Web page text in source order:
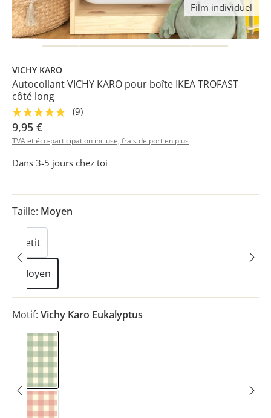
Film individuel
VICHY KARO
Autocollant VICHY KARO pour boîte IKEA TROFAST
côté long
(9)
9,95 €
TVA et éco-participation incluse, frais de port en plus
Dans 3-5 jours chez toi
Taille: Moyen
Petit
Moyen
Motif: Vichy Karo Eukalyptus
Vichy Karo Eukalyptus